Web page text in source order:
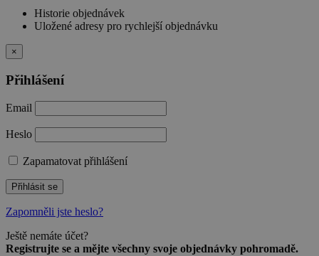
Historie objednávek
Uložené adresy pro rychlejší objednávku
×
Přihlášení
Email
Heslo
Zapamatovat přihlášení
Přihlásit se
Zapomněli jste heslo?
Ještě nemáte účet?
Registrujte se a mějte všechny svoje objednávky pohromadě.